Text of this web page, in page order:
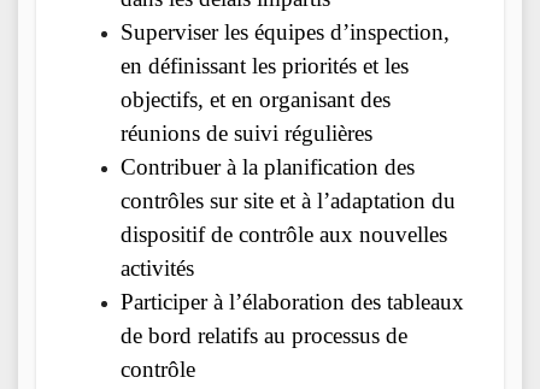
Superviser les équipes d’inspection,
en définissant les priorités et les
objectifs, et en organisant des
réunions de suivi régulières
Contribuer à la planification des
contrôles sur site et à l’adaptation du
dispositif de contrôle aux nouvelles
activités
Participer à l’élaboration des tableaux
de bord relatifs au processus de
contrôle